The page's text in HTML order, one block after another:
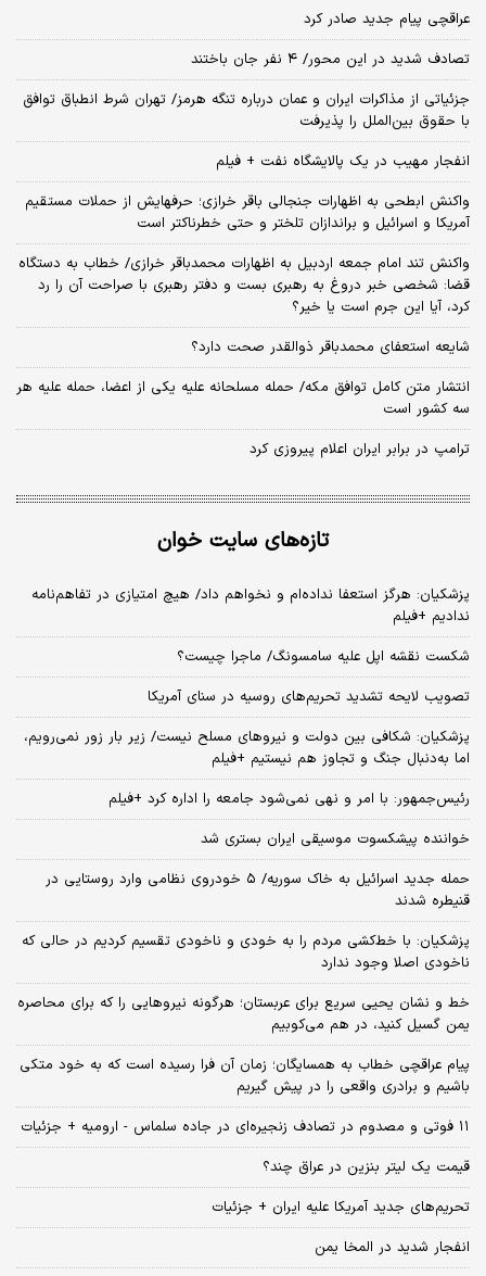
عراقچی پیام جدید صادر کرد
تصادف شدید در این محور/ ۴ نفر جان باختند
جزئیاتی از مذاکرات ایران و عمان درباره تنگه هرمز/ تهران شرط انطباق توافق
با حقوق بین‌الملل را پذیرفت
انفجار مهیب در یک پالایشگاه نفت + فیلم
واکنش ابطحی به اظهارات جنجالی باقر خرازی؛ حرفهایش از حملات مستقیم
آمریکا و اسرائیل و براندازان تلختر و حتی خطرناکتر است
واکنش تند امام جمعه اردبیل به اظهارات محمدباقر خرازی/ خطاب به دستگاه
قضا: شخصی خبر دروغ به رهبری بست و دفتر رهبری با صراحت آن را رد
کرد، آیا این جرم است یا خیر؟
شایعه استعفای محمدباقر ذوالقدر صحت دارد؟
انتشار متن کامل توافق مکه/ حمله مسلحانه علیه یکی از اعضا، حمله علیه هر
سه کشور است
ترامپ در برابر ایران اعلام پیروزی کرد
تازه‌های سایت خوان
پزشکیان: هرگز استعفا نداده‌ام و نخواهم داد/ هیچ امتیازی در تفاهم‌نامه
ندادیم +فیلم
شکست نقشه اپل علیه سامسونگ/ ماجرا چیست؟
تصویب لایحه تشدید تحریم‌های روسیه در سنای آمریکا
پزشکیان: شکافی بین دولت و نیروهای مسلح نیست/ زیر بار زور نمی‌رویم،
اما به‌دنبال جنگ و تجاوز هم نیستیم +فیلم
رئیس‌جمهور: با امر و نهی نمی‌شود جامعه را اداره کرد +فیلم
خواننده پیشکسوت موسیقی ایران بستری شد
حمله جدید اسرائیل به خاک سوریه/ ۵ خودروی نظامی وارد روستایی در
قنیطره شدند
پزشکیان: با خط‌کشی مردم را به خودی و ناخودی تقسیم کردیم در حالی که
ناخودی اصلا وجود ندارد
خط و نشان یحیی سریع برای عربستان؛ هرگونه نیروهایی را که برای محاصره
یمن گسیل کنید، در هم می‌کوبیم
پیام عراقچی خطاب به همسایگان؛ زمان آن فرا رسیده است که به خود متکی
باشیم و برادری واقعی را در پیش گیریم
۱۱ فوتی و مصدوم در تصادف زنجیره‌ای در جاده سلماس - ارومیه + جزئیات
قیمت یک لیتر بنزین در عراق چند؟
تحریم‌های جدید آمریکا علیه ایران + جزئیات
انفجار شدید در المخا یمن